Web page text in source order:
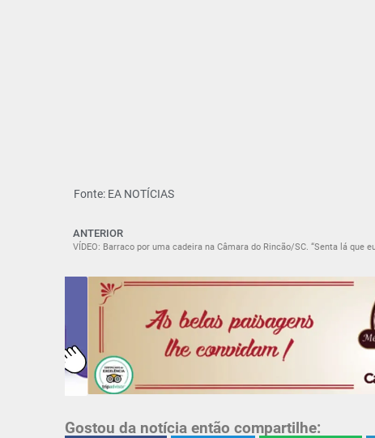
Fonte: EA NOTÍCIAS
ANTERIOR
Gostou da notícia então compartilhe: